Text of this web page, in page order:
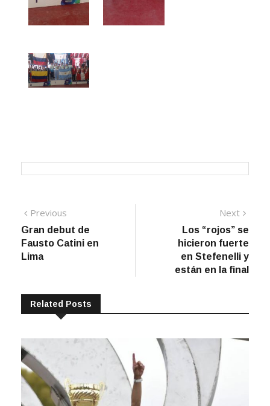
Navegación
de
entradas
Previous
post:
Gran debut de
Fausto Catini en
Lima
Next
Los “rojos” se
hicieron fuerte
en Stefenelli y
están en la final
Related Posts